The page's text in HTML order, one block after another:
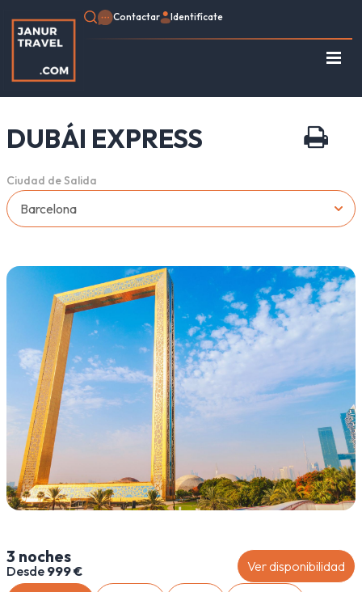
Contactar Identifícate
Inicio
Marruecos
Asia
Europa
Tipo de viaje
DUBÁI EXPRESS
Ciudad de Salida
3 noches
Desde 999 € Ver disponibilidad